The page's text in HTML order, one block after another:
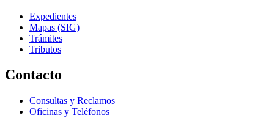
Expedientes
Mapas (SIG)
Trámites
Tributos
Contacto
Consultas y Reclamos
Oficinas y Teléfonos